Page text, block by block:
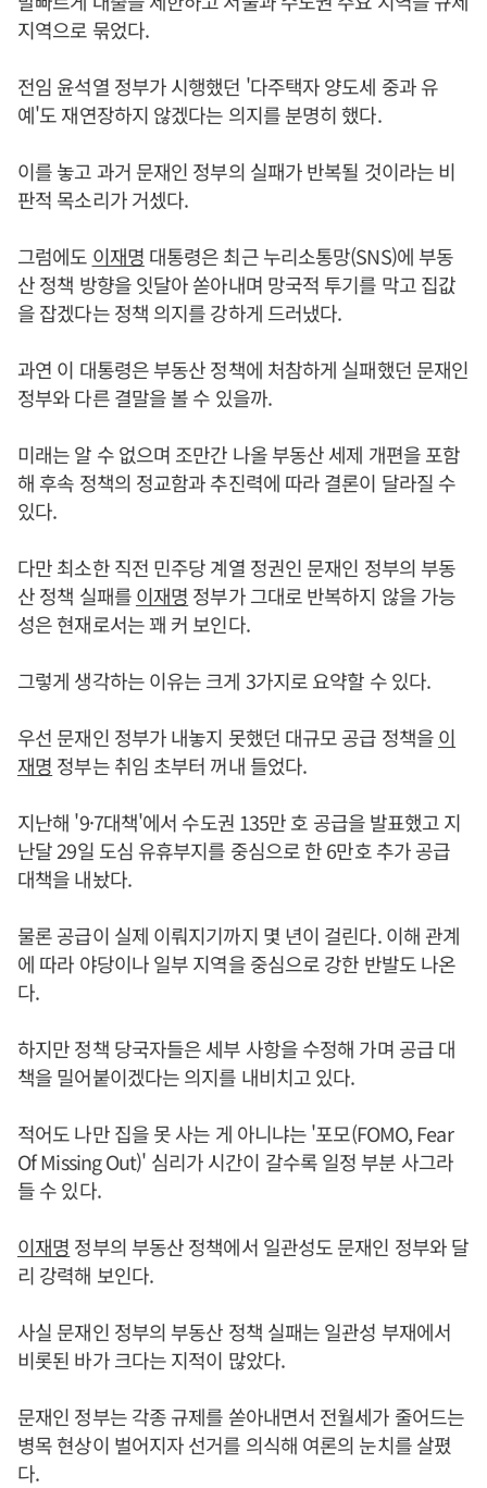
지역으로 묶었다.
전임 윤석열 정부가 시행했던 '다주택자 양도세 중과 유
예'도 재연장하지 않겠다는 의지를 분명히 했다.
이를 놓고 과거 문재인 정부의 실패가 반복될 것이라는 비
판적 목소리가 거셌다.
그럼에도 이재명 대통령은 최근 누리소통망(SNS)에 부동
산 정책 방향을 잇달아 쏟아내며 망국적 투기를 막고 집값
을 잡겠다는 정책 의지를 강하게 드러냈다.
과연 이 대통령은 부동산 정책에 처참하게 실패했던 문재인
정부와 다른 결말을 볼 수 있을까.
미래는 알 수 없으며 조만간 나올 부동산 세제 개편을 포함
해 후속 정책의 정교함과 추진력에 따라 결론이 달라질 수
있다.
다만 최소한 직전 민주당 계열 정권인 문재인 정부의 부동
산 정책 실패를이재명 정부가 그대로 반복하지 않을 가능
성은 현재로서는 꽤 커 보인다.
그렇게 생각하는 이유는 크게 3가지로 요약할 수 있다.
우선 문재인 정부가 내놓지 못했던 대규모 공급 정책을이
재명 정부는 취임 초부터 꺼내 들었다.
지난해 '9·7대책'에서 수도권 135만 호 공급을 발표했고 지
난달 29일 도심 유휴부지를 중심으로 한 6만호 추가 공급
대책을 내놨다.
물론 공급이 실제 이뤄지기까지 몇 년이 걸린다. 이해 관계
에 따라 야당이나 일부 지역을 중심으로 강한 반발도 나온
다.
하지만 정책 당국자들은 세부 사항을 수정해 가며 공급 대
책을 밀어붙이겠다는 의지를 내비치고 있다.
적어도 나만 집을 못 사는 게 아니냐는 '포모(FOMO, Fear
Of Missing Out)' 심리가 시간이 갈수록 일정 부분 사그라
들 수 있다.
이재명 정부의 부동산 정책에서 일관성도 문재인 정부와 달
리 강력해 보인다.
사실 문재인 정부의 부동산 정책 실패는 일관성 부재에서
비롯된 바가 크다는 지적이 많았다.
문재인 정부는 각종 규제를 쏟아내면서 전월세가 줄어드는
병목 현상이 벌어지자 선거를 의식해 여론의 눈치를 살폈
다.